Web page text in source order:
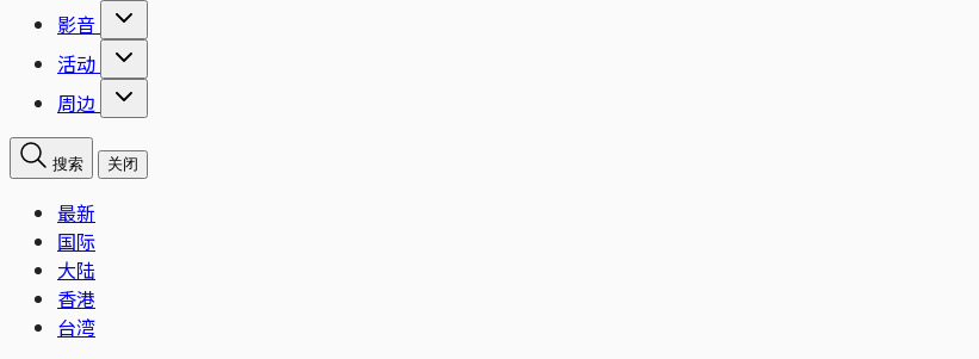
影音
活动
周边
搜索 关闭
最新
国际
大陆
香港
台湾